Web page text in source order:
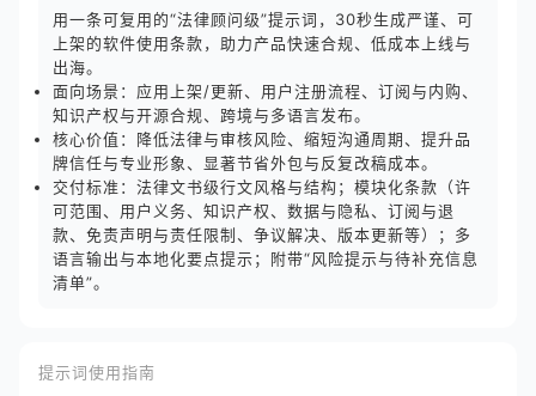
用一条可复用的“法律顾问级”提示词，30秒生成严谨、可
上架的软件使用条款，助力产品快速合规、低成本上线与
出海。
面向场景：应用上架/更新、用户注册流程、订阅与内购、
知识产权与开源合规、跨境与多语言发布。
核心价值：降低法律与审核风险、缩短沟通周期、提升品
牌信任与专业形象、显著节省外包与反复改稿成本。
交付标准：法律文书级行文风格与结构；模块化条款（许
可范围、用户义务、知识产权、数据与隐私、订阅与退
款、免责声明与责任限制、争议解决、版本更新等）；多
语言输出与本地化要点提示；附带“风险提示与待补充信息
清单”。
提示词使用指南